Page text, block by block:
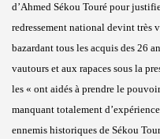
d’Ahmed Sékou Touré pour
redressement national devint
bazardant tous les acquis des 26
vautours et aux rapaces sous la
les « ont aidés à prendre le
manquant totalement
ennemis historiques de Sékou